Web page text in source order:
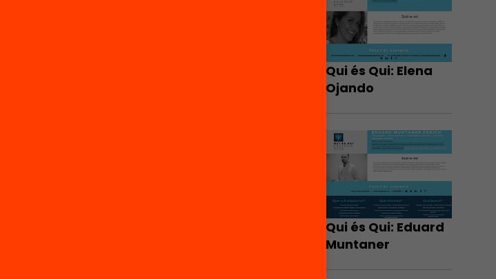
Qui és Qui: Elena
Ojando
Qui és Qui: Eduard
Muntaner